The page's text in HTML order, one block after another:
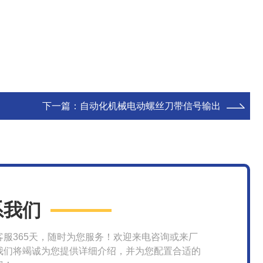
下一篇： 自动化机械电动螺丝刀带信号输出
们
服365天，随时为您服务！欢迎来电咨询或来厂
们将竭诚为您提供详细介绍，并为您配置合适的